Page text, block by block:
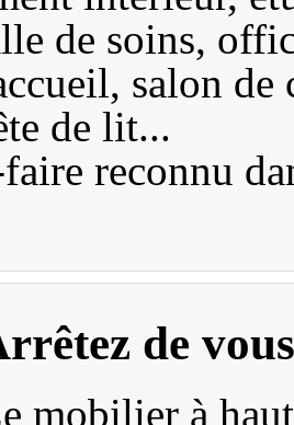
de soins,
salon
de lit...
reconnu
de
mobilier à